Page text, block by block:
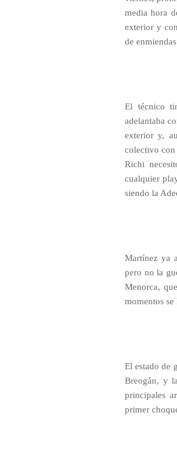
media hora
exterior y
de
El técnico
adelantaba
exterior y,
colectivo con
Richi
cualquier
siendo la
Martínez ya
pero no la
Menorca,
momentos se
El estado de
Breogán, y
principales
primer